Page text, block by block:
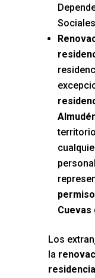
Cuevas
Los
la